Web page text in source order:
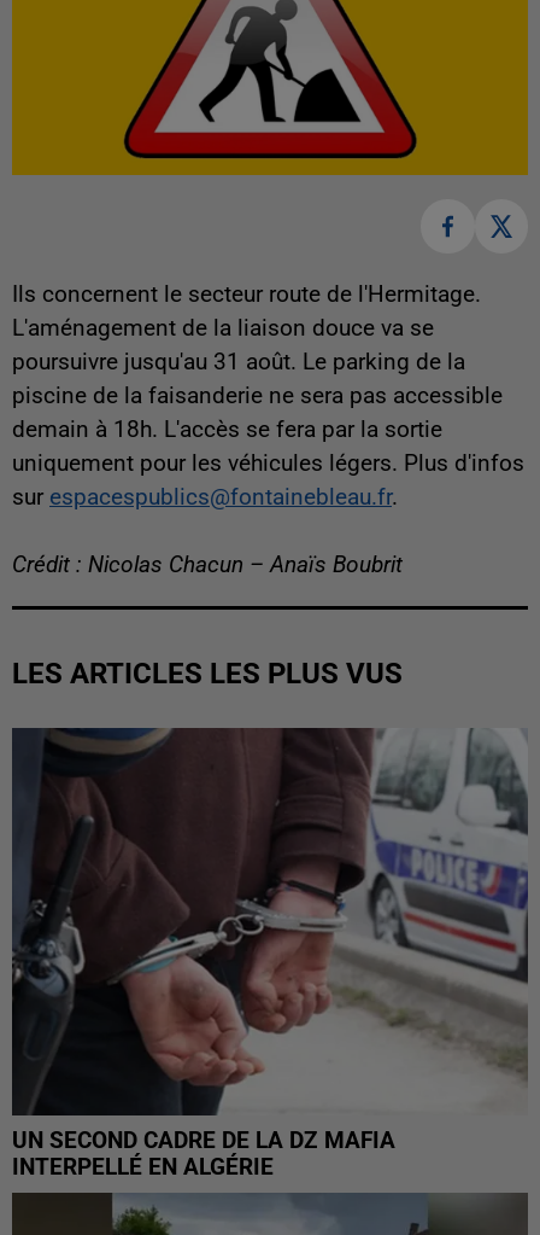
Ils concernent le secteur route de l'Hermitage.
L'aménagement de la liaison douce va se
poursuivre jusqu'au 31 août. Le parking de la
piscine de la faisanderie ne sera pas accessible
demain à 18h. L'accès se fera par la sortie
uniquement pour les véhicules légers. Plus d'infos
sur espacespublics@fontainebleau.fr.
Crédit : Nicolas Chacun – Anaïs Boubrit
LES ARTICLES LES PLUS VUS
UN SECOND CADRE DE LA DZ MAFIA
INTERPELLÉ EN ALGÉRIE